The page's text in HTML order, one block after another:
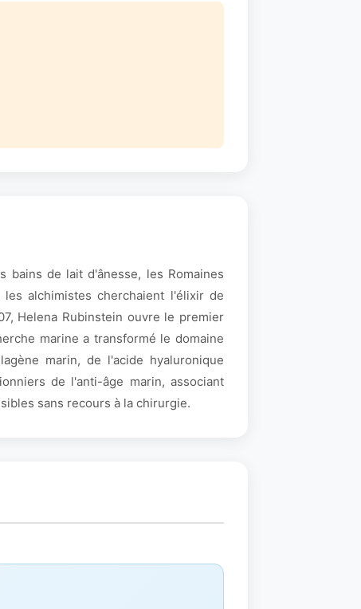
bains de lait d'ânesse, les Romaines
alchimistes cherchaient l'élixir de
Helena Rubinstein ouvre le premier
marine a transformé le domaine
marin, de l'acide hyaluronique
de l'anti-âge marin, associant
sans recours à la chirurgie.